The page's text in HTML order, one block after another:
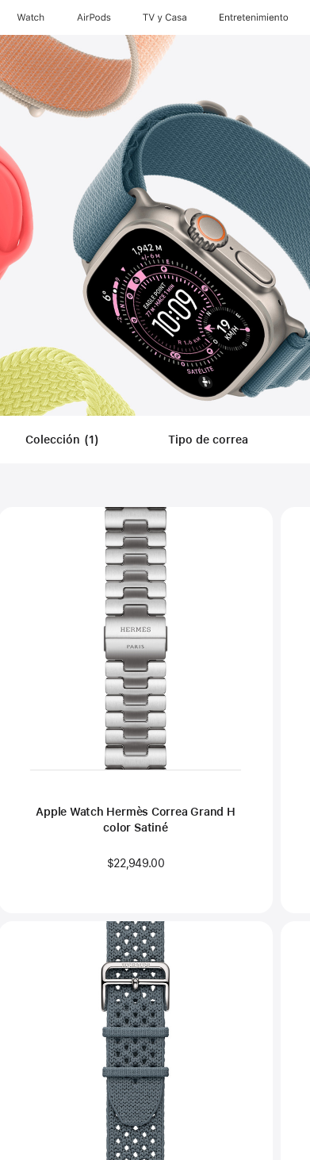
Watch AirPods TV & Casa Entretenimiento
Colección (1) Tipo de correa
Apple Watch Hermès Correa Grand H
color Satiné
$22,949.00